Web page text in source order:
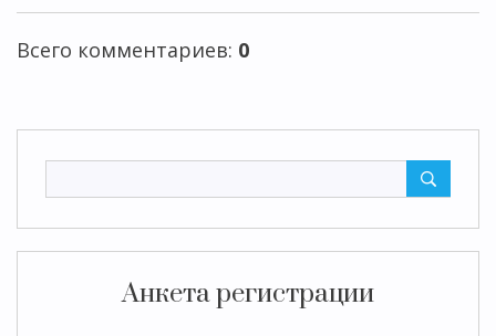
Анкета регистрации
Всего комментариев: 0